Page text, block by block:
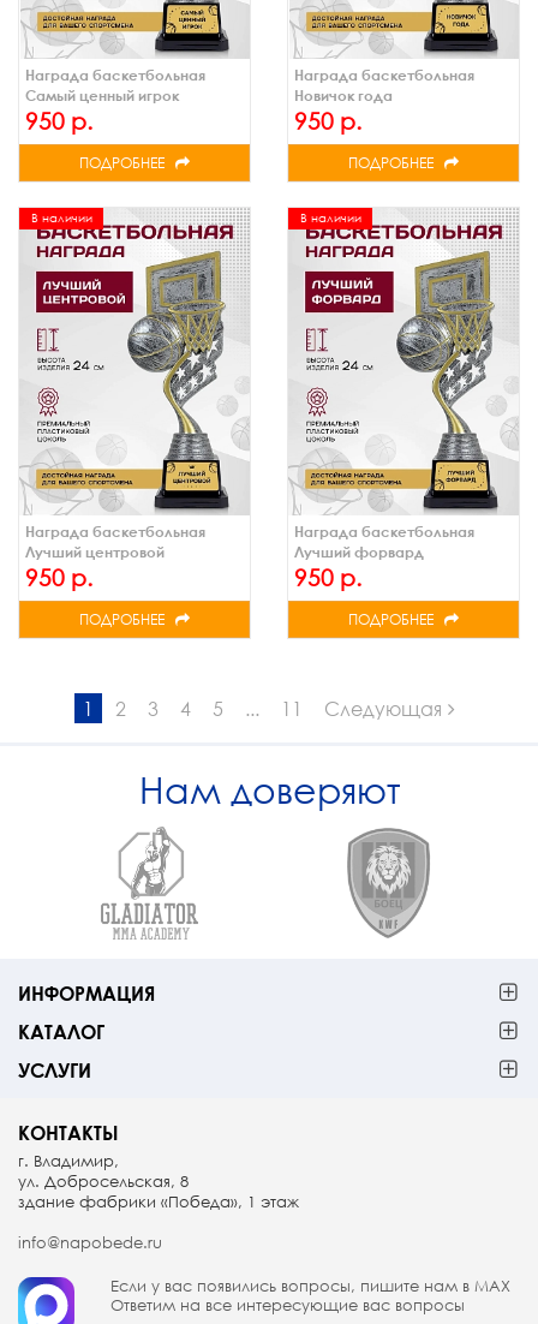
Награда баскетбольная
Самый ценный игрок
950 р.
ПОДРОБНЕЕ
Награда баскетбольная
Новичок года
950 р.
ПОДРОБНЕЕ
В наличии
Награда баскетбольная
Лучший центровой
950 р.
ПОДРОБНЕЕ
В наличии
Награда баскетбольная
Лучший форвард
950 р.
ПОДРОБНЕЕ
1 2 3 4 5 ... 11 Следующая
Нам доверяют
ИНФОРМАЦИЯ
КАТАЛОГ
УСЛУГИ
КОНТАКТЫ
г. Владимир,
ул. Добросельская, 8
здание фабрики «Победа», 1 этаж
info@napobede.ru
Если у вас появились вопросы, пишите нам в МАX
Ответим на все интересующие вас вопросы